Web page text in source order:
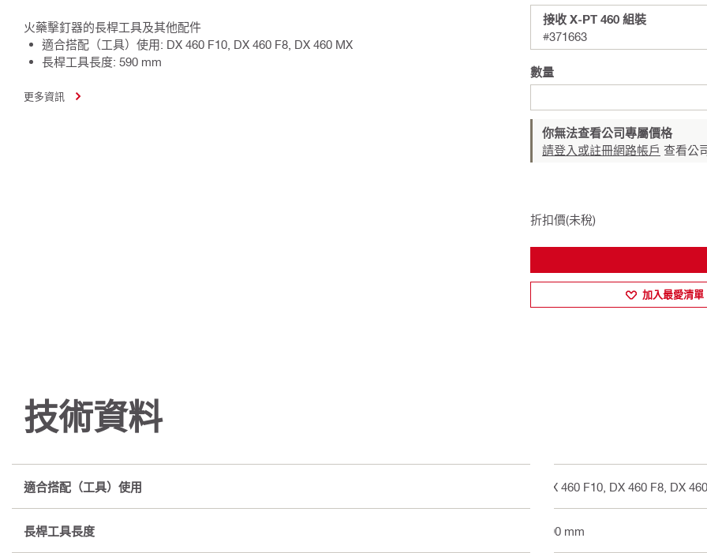
火藥擊釘器的長桿工具及其他配件
適合搭配（工具）使用: DX 460 F10, DX 460 F8, DX 460 MX
長桿工具長度: 590 mm
更多資訊
接收 X-PT 460 組裝
#371663
數量
你無法查看公司專屬價格
請登入或註冊網路帳戶 查看公
折扣價(未稅)
加入最愛清單
技術資料
適合搭配（工具）使用 DX 460 F10, DX 460 F8, DX
長桿工具長度 590 mm